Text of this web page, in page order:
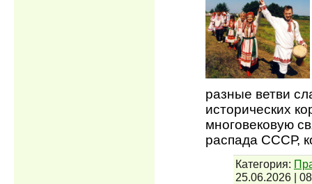
разные ветви
исторических
многовековую
распада СССР,
Категория:
25.06.2026 |